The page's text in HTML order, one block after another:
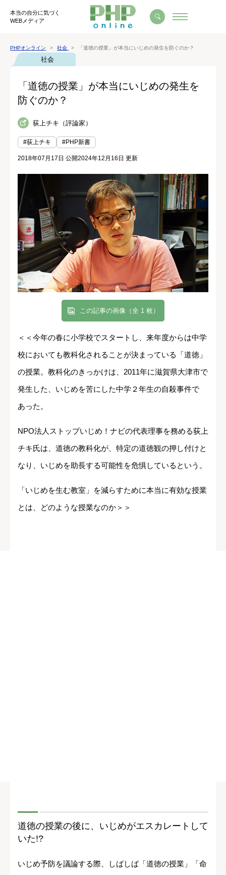
本当の自分に気づく
WEBメディア
PHPオンライン 社会 「道徳の授業」が本当にいじめの発生を防ぐのか？
社会
「道徳の授業」が本当にいじめの発生を
防ぐのか？
荻上チキ（評論家）
#荻上チキ #PHP新書
2018年07月17日 公開2024年12月16日 更新
この記事の画像（全 1 枚）
＜＜今年の春に小学校でスタートし、来年度からは中学
校においても教科化されることが決まっている「道徳」
の授業。教科化のきっかけは、2011年に滋賀県大津市で
発生した、いじめを苦にした中学２年生の自殺事件で
あった。
NPO法人ストップいじめ！ナビの代表理事を務める荻上
チキ氏は、道徳の教科化が、特定の道徳観の押し付けと
なり、いじめを助長する可能性を危惧しているという。
「いじめを生む教室」を減らすために本当に有効な授業
とは、どのような授業なのか＞＞
道徳の授業の後に、いじめがエスカレートして
いた!?
いじめ予防を議論する際、しばしば「道徳の授業」「命